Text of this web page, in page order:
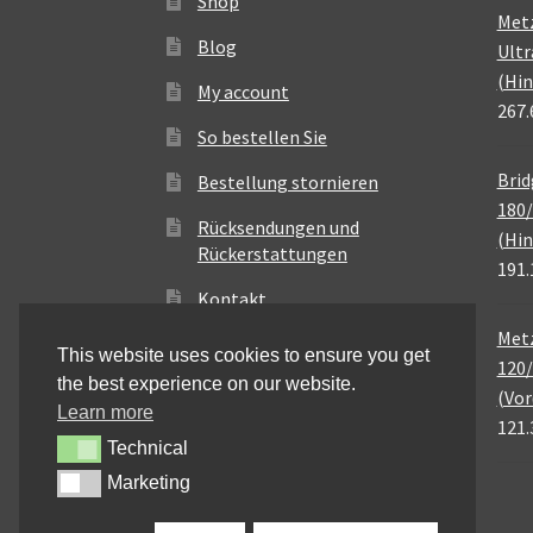
Blog
My account
So bestellen Sie
Bestellung stornieren
Rücksendungen und
Rückerstattungen
Kontakt
This website uses cookies to ensure you get
the best experience on our website.
Learn more
TechnicalTechnical
MarketingMarketing